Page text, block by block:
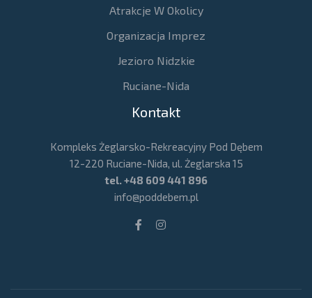
Atrakcje W Okolicy
Organizacja Imprez
Jezioro Nidzkie
Ruciane-Nida
Kontakt
Kompleks Żeglarsko-Rekreacyjny Pod Dębem
12-220 Ruciane-Nida, ul. Żeglarska 15
tel.+48 609 441 896
info@poddebem.pl